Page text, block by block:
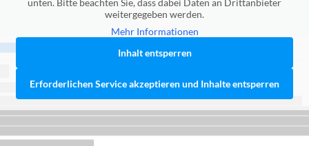
weitergegeben werden.
Mehr Informationen
Inhalt entsperren
Erforderlichen Service akzeptieren und Inhalte entsperren